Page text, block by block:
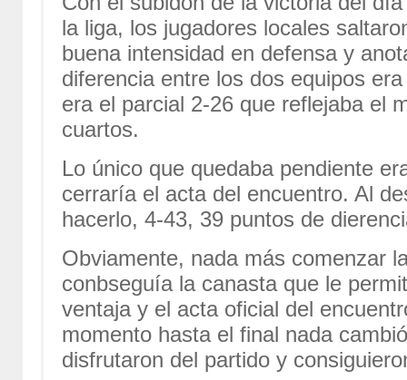
la liga, los jugadores locales
buena intensidad en defensa y
diferencia entre los dos equipos
era el parcial 2-26 que reflejaba el
cuartos.
Lo único que quedaba pendiente
cerraría el acta del encuentro. Al
hacerlo, 4-43, 39 puntos de
Obviamente, nada más comenzar
conbseguía la canasta que le
ventaja y el acta oficial del
momento hasta el final nada
disfrutaron del partido y